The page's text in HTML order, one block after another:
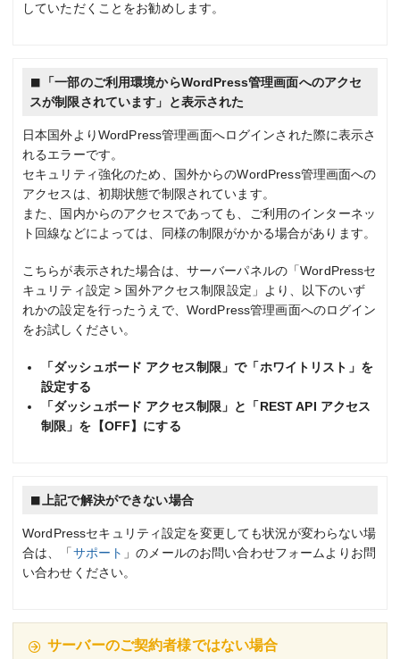
していただくことをお勧めします。
「一部のご利用環境からWordPress管理画面へのアクセ
スが制限されています」と表示された
日本国外よりWordPress管理画面へログインされた際に表示さ
れるエラーです。
セキュリティ強化のため、国外からのWordPress管理画面への
アクセスは、初期状態で制限されています。
また、国内からのアクセスであっても、ご利用のインターネッ
ト回線などによっては、同様の制限がかかる場合があります。
こちらが表示された場合は、サーバーパネルの「WordPressセ
キュリティ設定 > 国外アクセス制限設定」より、以下のいず
れかの設定を行ったうえで、WordPress管理画面へのログイン
をお試しください。
「ダッシュボード アクセス制限」で「ホワイトリスト」を
設定する
「ダッシュボード アクセス制限」と「REST API アクセス
制限」を【OFF】にする
上記で解決ができない場合
WordPressセキュリティ設定を変更しても状況が変わらない場
合は、「サポート 」のメールのお問い合わせフォームよりお問
い合わせください。
サーバーのご契約者様ではない場合